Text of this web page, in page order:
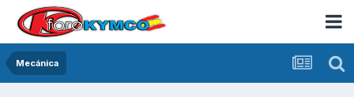
Mecánica